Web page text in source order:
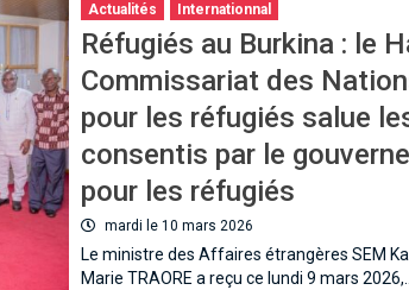
Actualités Internationnal
Réfugiés au Burkina : le
Commissariat des
pour les réfugiés salue
consentis par le
pour les réfugiés
mardi le 10 mars 2026
Le ministre des Affaires étrangères SEM
Marie TRAORE a reçu ce lundi 9 mars